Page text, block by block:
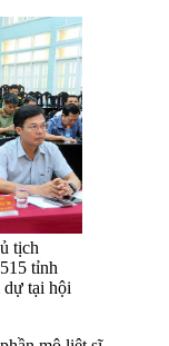
tịch
tỉnh
dự tại hội